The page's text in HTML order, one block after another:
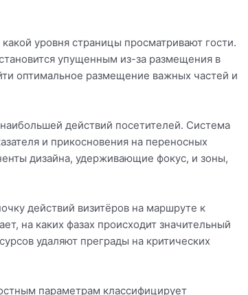
уровня страницы просматривают гости.
упущенным из-за размещения в
оптимальное размещение важных частей и
действий посетителей. Система
и прикосновения на переносных
дизайна, удерживающие фокус, и зоны,
действий визитёров на маршруте к
на каких фазах происходит значительный
удаляют преграды на критических
параметрам классифицирует